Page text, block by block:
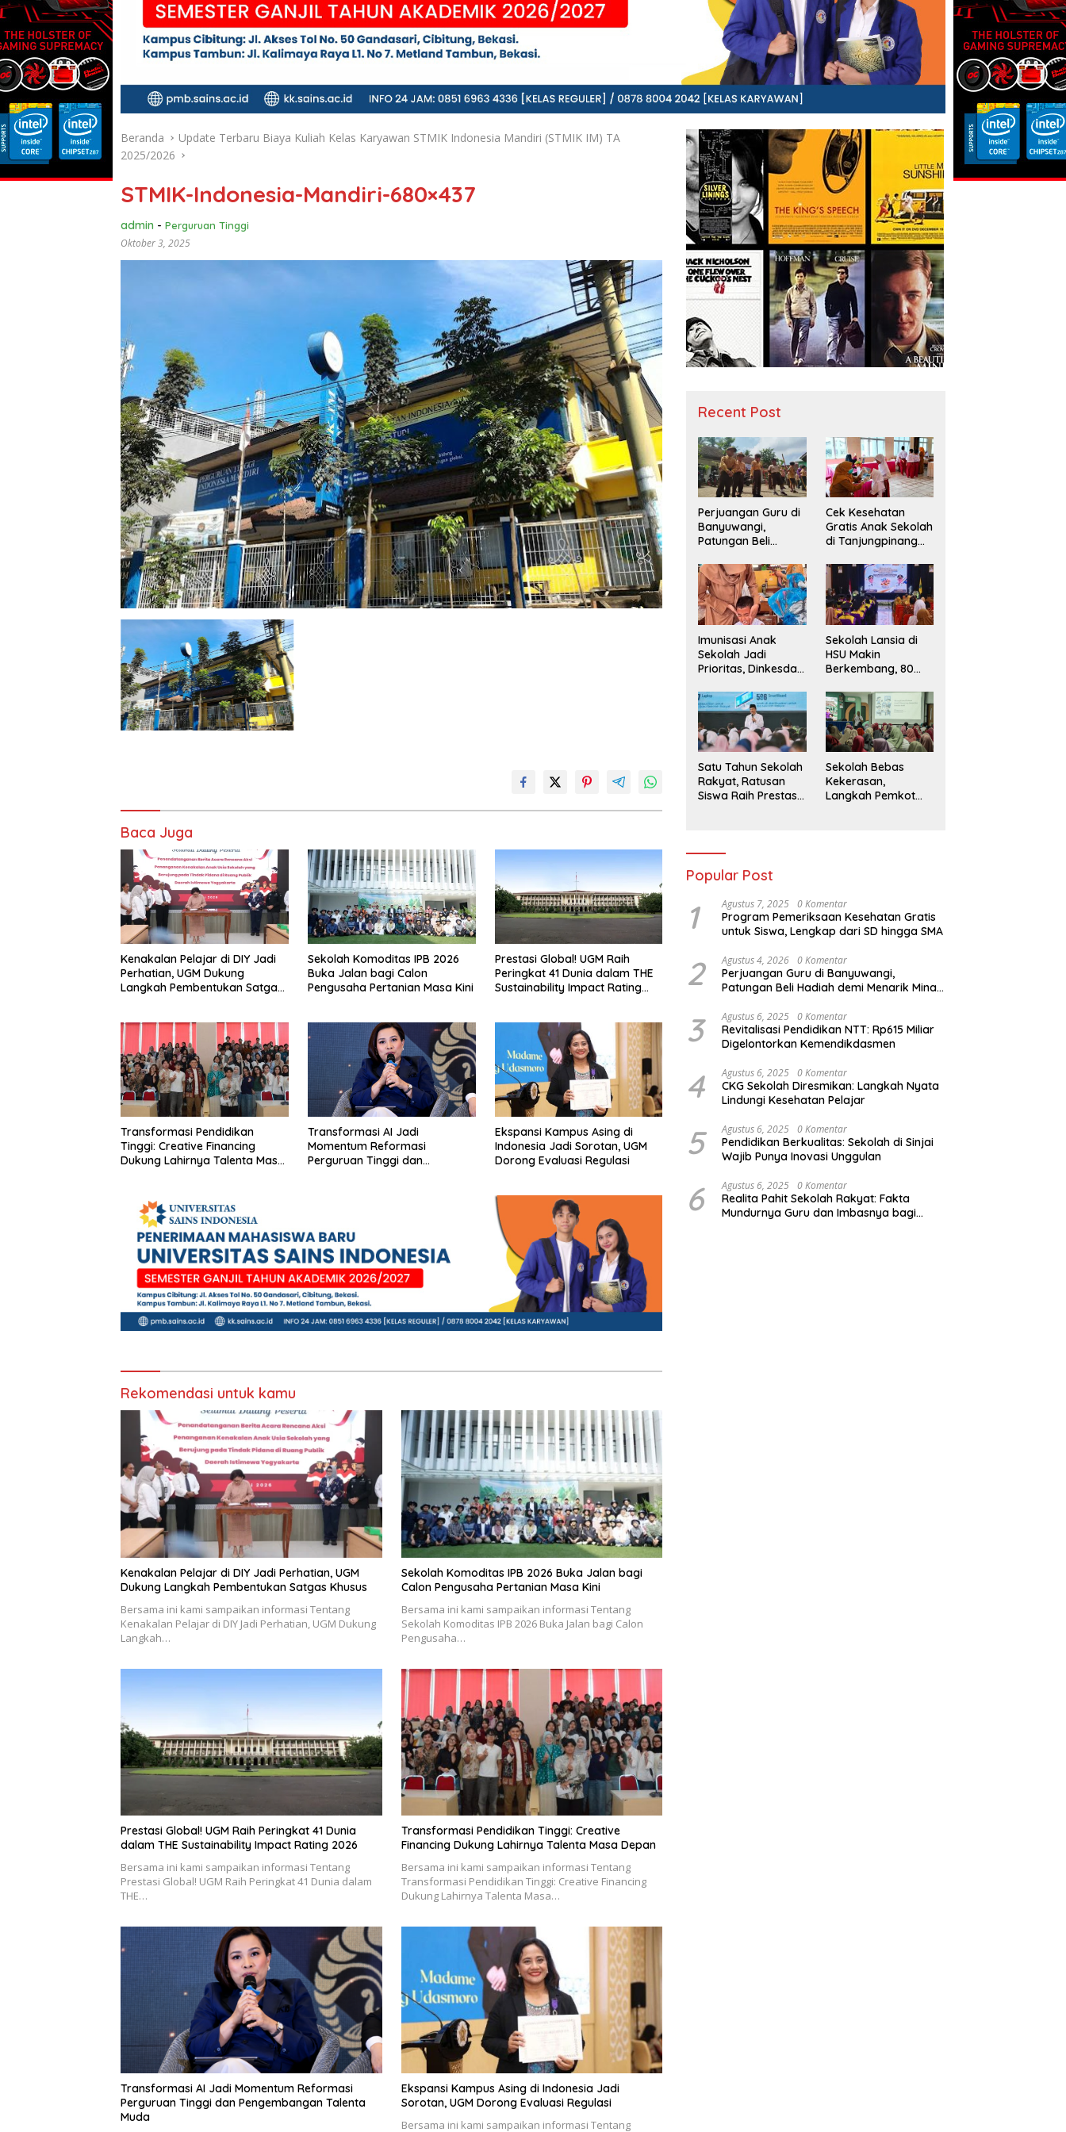
Beranda
Update Terbaru Biaya Kuliah Kelas Karyawan STMIK Indonesia Mandiri (STMIK IM) TA
2025/2026
STMIK-Indonesia-Mandiri-680×437
admin - Perguruan Tinggi
Oktober 3, 2025
Baca Juga
Kenakalan Pelajar di DIY Jadi
Perhatian, UGM Dukung
Langkah Pembentukan Satgas
Sekolah Komoditas IPB 2026
Buka Jalan bagi Calon
Pengusaha Pertanian Masa Kini
Prestasi Global! UGM Raih
Peringkat 41 Dunia dalam THE
Sustainability Impact Rating
Transformasi Pendidikan
Tinggi: Creative Financing
Dukung Lahirnya Talenta Masa
Transformasi AI Jadi
Momentum Reformasi
Perguruan Tinggi dan
Ekspansi Kampus Asing di
Indonesia Jadi Sorotan, UGM
Dorong Evaluasi Regulasi
Rekomendasi untuk kamu
Kenakalan Pelajar di DIY Jadi Perhatian, UGM
Dukung Langkah Pembentukan Satgas Khusus
Bersama ini kami sampaikan informasi Tentang
Kenakalan Pelajar di DIY Jadi Perhatian, UGM Dukung
Langkah…
Sekolah Komoditas IPB 2026 Buka Jalan bagi
Calon Pengusaha Pertanian Masa Kini
Bersama ini kami sampaikan informasi Tentang
Sekolah Komoditas IPB 2026 Buka Jalan bagi Calon
Pengusaha…
Prestasi Global! UGM Raih Peringkat 41 Dunia
dalam THE Sustainability Impact Rating 2026
Bersama ini kami sampaikan informasi Tentang
Prestasi Global! UGM Raih Peringkat 41 Dunia dalam
THE…
Transformasi Pendidikan Tinggi: Creative
Financing Dukung Lahirnya Talenta Masa Depan
Bersama ini kami sampaikan informasi Tentang
Transformasi Pendidikan Tinggi: Creative Financing
Dukung Lahirnya Talenta Masa…
Transformasi AI Jadi Momentum Reformasi
Perguruan Tinggi dan Pengembangan Talenta
Muda
Ekspansi Kampus Asing di Indonesia Jadi
Sorotan, UGM Dorong Evaluasi Regulasi
Bersama ini kami sampaikan informasi Tentang
Recent Post
Perjuangan Guru di
Banyuwangi,
Patungan Beli
Menarik Minat Siswa
ke SD Negeri
Cek Kesehatan
Gratis Anak Sekolah
di Tanjungpinang
Siswa
Imunisasi Anak
Sekolah Jadi
Prioritas, Dinkesda
Monitoring BIAS
2026
Sekolah Lansia di
HSU Makin
Berkembang, 80
Wisuda Tahun Ini
Satu Tahun Sekolah
Rakyat, Ratusan
Siswa Raih Prestasi
Sekolah Bebas
Kekerasan,
Langkah Pemkot
Popular Post
1 Agustus 7, 2025 0 Komentar
Program Pemeriksaan Kesehatan Gratis
untuk Siswa, Lengkap dari SD hingga SMA
2 Agustus 4, 2026 0 Komentar
Perjuangan Guru di Banyuwangi,
Patungan Beli Hadiah demi Menarik Minat
3 Agustus 6, 2025 0 Komentar
Revitalisasi Pendidikan NTT: Rp615 Miliar
Digelontorkan Kemendikdasmen
4 Agustus 6, 2025 0 Komentar
CKG Sekolah Diresmikan: Langkah Nyata
Lindungi Kesehatan Pelajar
5 Agustus 6, 2025 0 Komentar
Pendidikan Berkualitas: Sekolah di Sinjai
Wajib Punya Inovasi Unggulan
6 Agustus 6, 2025 0 Komentar
Realita Pahit Sekolah Rakyat: Fakta
Mundurnya Guru dan Imbasnya bagi